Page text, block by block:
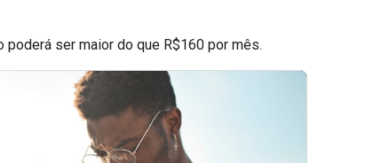
ser maior do que R$160 por mês.